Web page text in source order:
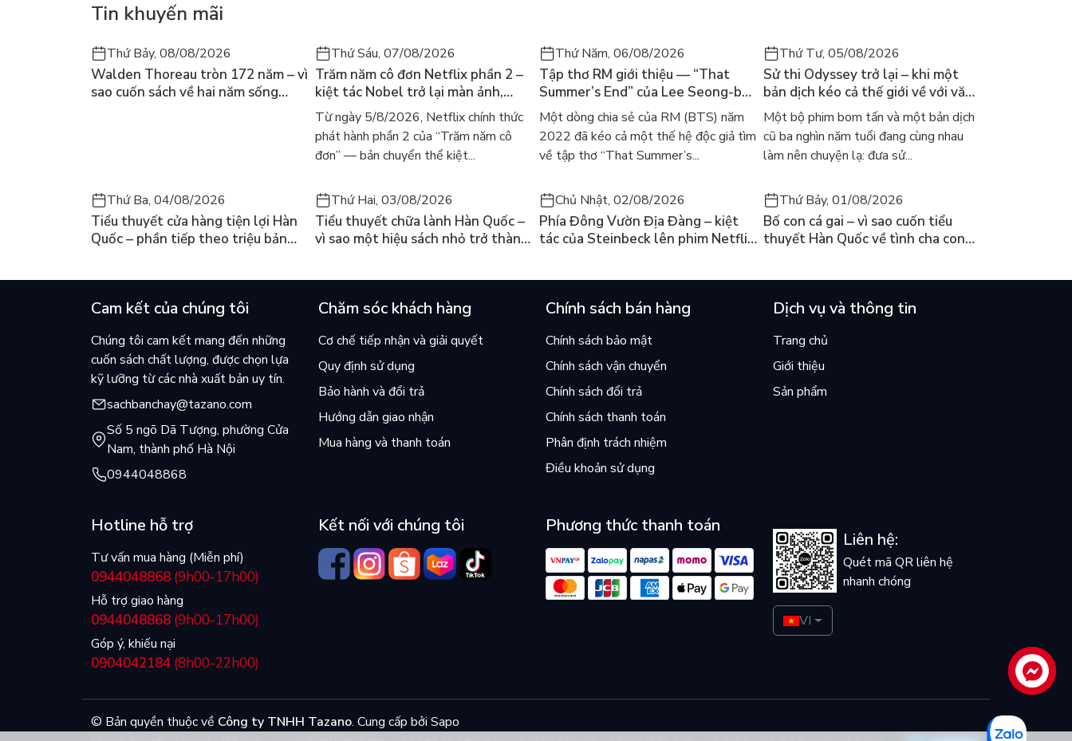
Tin khuyến mãi
Thứ Bảy, 08/08/2026
Walden Thoreau tròn 172 năm – vì
sao cuốn sách về hai năm sống
Thứ Sáu, 07/08/2026
Trăm năm cô đơn Netflix phần 2 –
kiệt tác Nobel trở lại màn ảnh,
dòng người tìm đọc lại García
Márquez
Từ ngày 5/8/2026, Netflix chính thức
phát hành phần 2 của “Trăm năm cô
đơn” — bản chuyển thể kiệt...
Thứ Năm, 06/08/2026
Tập thơ RM giới thiệu — “That
Summer’s End” của Lee Seong-bok
ra mắt bản tiếng Anh sau 4 năm
gây sốt
Một dòng chia sẻ của RM (BTS) năm
2022 đã kéo cả một thế hệ độc giả tìm
về tập thơ “That Summer’s...
Thứ Tư, 05/08/2026
Sử thi Odyssey trở lại – khi một
bản dịch kéo cả thế giới về với văn
học kinh điển
Một bộ phim bom tấn và một bản dịch
cũ ba nghìn năm tuổi đang cùng nhau
làm nên chuyện lạ: đưa sử...
Thứ Ba, 04/08/2026
Tiểu thuyết cửa hàng tiện lợi Hàn
Quốc – phần tiếp theo triệu bản
Thứ Hai, 03/08/2026
Tiểu thuyết chữa lành Hàn Quốc –
vì sao một hiệu sách nhỏ trở thành
Chủ Nhật, 02/08/2026
Phía Đông Vườn Địa Đàng – kiệt
tác của Steinbeck lên phim Netflix
Thứ Bảy, 01/08/2026
Bố con cá gai – vì sao cuốn tiểu
thuyết Hàn Quốc về tình cha con
Cam kết của chúng tôi
Chúng tôi cam kết mang đến những
cuốn sách chất lượng, được chọn lựa
kỹ lưỡng từ các nhà xuất bản uy tín.
sachbanchay@tazano.com
Số 5 ngõ Dã Tượng, phường Cửa
Nam, thành phố Hà Nội
0944048868
Chăm sóc khách hàng
Cơ chế tiếp nhận và giải quyết
Quy định sử dụng
Bảo hành và đổi trả
Hướng dẫn giao nhận
Mua hàng và thanh toán
Chính sách bán hàng
Chính sách bảo mật
Chính sách vận chuyển
Chính sách đổi trả
Chính sách thanh toán
Phân định trách nhiệm
Điều khoản sử dụng
Dịch vụ và thông tin
Trang chủ
Giới thiệu
Sản phẩm
Hotline hỗ trợ
Tư vấn mua hàng (Miễn phí)
0944048868 (9h00-17h00)
Hỗ trợ giao hàng
0944048868 (9h00-17h00)
Góp ý, khiếu nại
0904042184 (8h00-22h00)
Kết nối với chúng tôi Phương thức thanh toán
Liên hệ:
Quét mã QR liên hệ
nhanh chóng
VI
© Bản quyền thuộc về Công ty TNHH Tazano. Cung cấp bởi Sapo
Liên hệ